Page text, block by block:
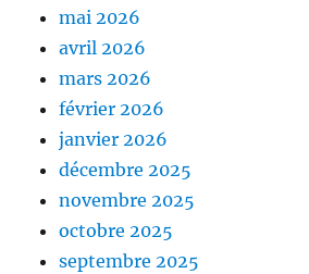
mai 2026
avril 2026
mars 2026
février 2026
janvier 2026
décembre 2025
novembre 2025
octobre 2025
septembre 2025